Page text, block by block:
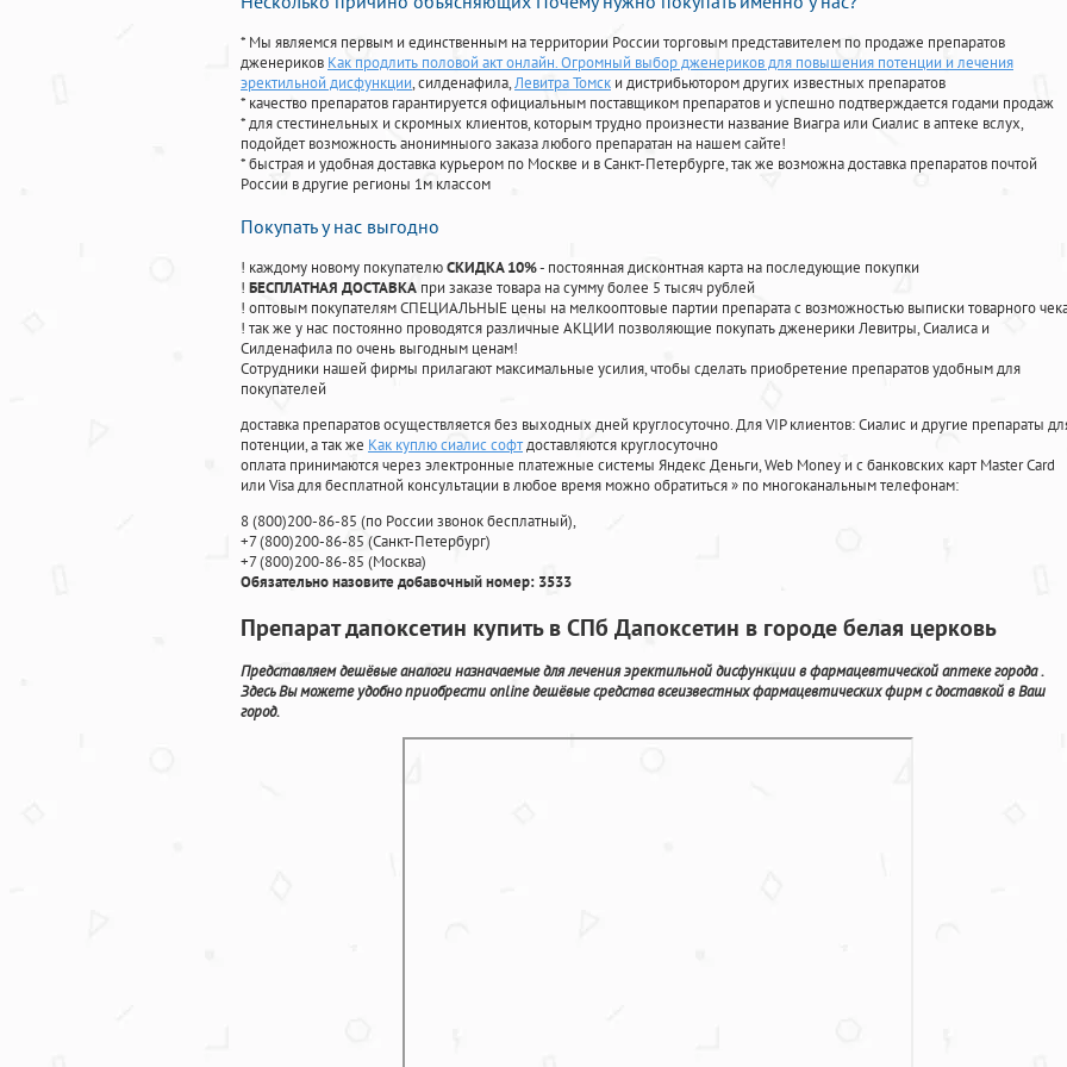
* Мы являемся первым и единственным на территории России торговым представителем по продаже препаратов
дженериков Как продлить половой акт онлайн. Огромный выбор дженериков для повышения потенции и лечения
эректильной дисфункции, силденафила,Левитра Томск и дистрибьютором других известных препаратов
* качество препаратов гарантируется официальным поставщиком препаратов и успешно подтверждается годами продаж
* для стестинельных и скромных клиентов, которым трудно произнести название Виагра или Сиалис в аптеке вслух,
подойдет возможность анонимныого заказа любого препаратан на нашем сайте!
* быстрая и удобная доставка курьером по Москве и в Санкт-Петербурге, так же возможна доставка препаратов почтой
России в другие регионы 1м классом
Покупать у нас выгодно
! каждому новому покупателюСКИДКА 10%- постоянная дисконтная карта на последующие покупки
! БЕСПЛАТНАЯ ДОСТАВКА при заказе товара на сумму более 5 тысяч рублей
! оптовым покупателям СПЕЦИАЛЬНЫЕ цены на мелкооптовые партии препарата с возможностью выписки товарного
! так же у нас постоянно проводятся различные АКЦИИ позволяющие покупать дженерики Левитры, Сиалиса и
Силденафила по очень выгодным ценам!
Cотрудники нашей фирмы прилагают максимальные усилия, чтобы сделать приобретение препаратов удобным для
покупателей
доставка препаратов осуществляется без выходных дней круглосуточно. Для VIP клиентов: Сиалис и другие препараты
потенции, а так же Как куплю сиалис софтдоставляются круглосуточно
оплата принимаются через электронные платежные системы Яндекс Деньги, Web Money и с банковских карт Master Card
или Visa для бесплатной консультации в любое время можно обратиться» по многоканальным телефонам:
8(800)200-86-85 (по России звонок бесплатный),
+7(800)200-86-85 (Санкт-Петербург)
+7(800)200-86-85 (Москва)
Обязательно назовите добавочный номер: 3533
Препарат дапоксетин купить в СПб Дапоксетин в городе белая церковь
Представляем дешёвые аналоги назначаемые для лечения эректильной дисфункции в фармацевтической аптеке города .
Здесь Вы можете удобно приобрести online дешёвые средства всеизвестных фармацевтических фирм с доставкой в Ваш
город.